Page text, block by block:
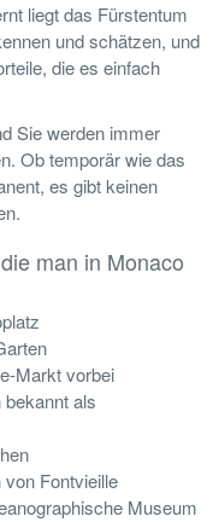
liegt das Fürstentum
und schätzen, und
die es einfach
Sie werden immer
Ob temporär wie das
es gibt keinen
man in Monaco
Markt vorbei
als
Fontvieille
Museum